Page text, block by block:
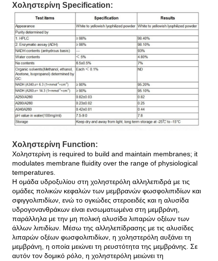
Χοληστερίνη Specification:
Χοληστερίνη Function:
Χοληστερίνη is required to build and maintain membranes; it
modulates membrane fluidity over the range of physiological
temperatures.
Η ομάδα υδροξυλίου στη χοληστερόλη αλληλεπιδρά με τις
ομάδες πολικών κεφαλών των μεμβρανών φωσφολιπιδίων και
σφιγγολιπιδίων, ενώ το ογκώδες στεροειδές και η αλυσίδα
υδρογονανθράκων είναι ενσωματωμένα στη μεμβράνη,
παράλληλα με την μη πολική αλυσίδα λιπαρών οξέων των
άλλων λιπιδίων. Μέσω της αλληλεπίδρασης με τις αλυσίδες
λιπαρών οξέων φωσφολιπιδίων, η χοληστερόλη αυξάνει τη
μεμβράνη, η οποία μειώνει τη ρευστότητα της μεμβράνης. Σε
αυτόν τον δομικό ρόλο, η χοληστερόλη μειώνει τη